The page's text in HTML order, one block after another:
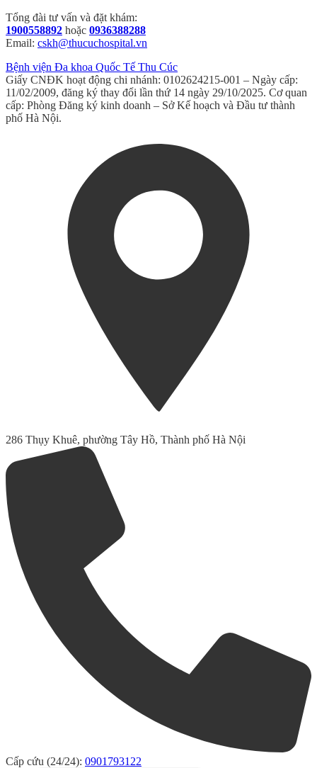
Tổng đài tư vấn và đặt khám:
1900558892 hoặc 0936388288
Email: cskh@thucuchospital.vn
Bệnh viện Đa khoa Quốc Tế Thu Cúc
Giấy CNĐK hoạt động chi nhánh: 0102624215-001 – Ngày cấp:
11/02/2009, đăng ký thay đổi lần thứ 14 ngày 29/10/2025. Cơ quan
cấp: Phòng Đăng ký kinh doanh – Sở Kế hoạch và Đầu tư thành
phố Hà Nội.
286 Thụy Khuê, phường Tây Hồ, Thành phố Hà Nội
Cấp cứu (24/24): 0901793122